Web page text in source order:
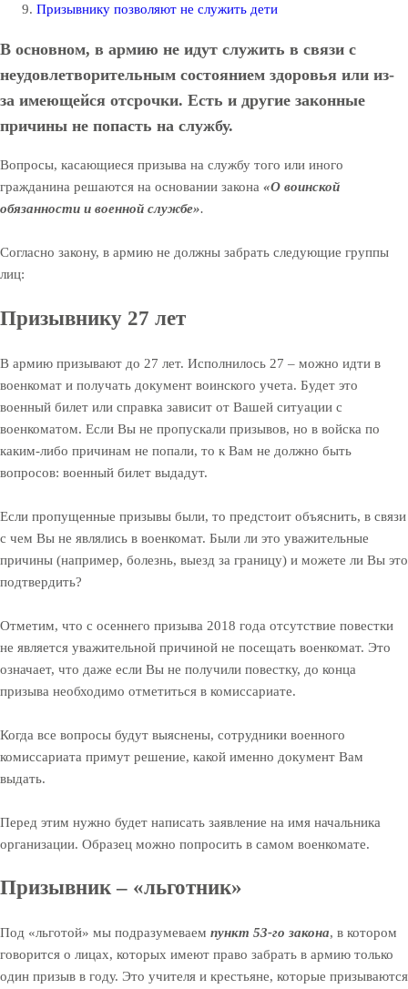
Призывнику позволяют не служить дети
В основном, в армию не идут служить в связи с
неудовлетворительным состоянием здоровья или из-
за имеющейся отсрочки. Есть и другие законные
причины не попасть на службу.
Вопросы, касающиеся призыва на службу того или иного
гражданина решаются на основании закона «О воинской
обязанности и военной службе».
Согласно закону, в армию не должны забрать следующие группы
лиц:
Призывнику 27 лет
В армию призывают до 27 лет. Исполнилось 27 – можно идти в
военкомат и получать документ воинского учета. Будет это
военный билет или справка зависит от Вашей ситуации с
военкоматом. Если Вы не пропускали призывов, но в войска по
каким-либо причинам не попали, то к Вам не должно быть
вопросов: военный билет выдадут.
Если пропущенные призывы были, то предстоит объяснить, в связи
с чем Вы не являлись в военкомат. Были ли это уважительные
причины (например, болезнь, выезд за границу) и можете ли Вы это
подтвердить?
Отметим, что с осеннего призыва 2018 года отсутствие повестки
не является уважительной причиной не посещать военкомат. Это
означает, что даже если Вы не получили повестку, до конца
призыва необходимо отметиться в комиссариате.
Когда все вопросы будут выяснены, сотрудники военного
комиссариата примут решение, какой именно документ Вам
выдать.
Перед этим нужно будет написать заявление на имя начальника
организации. Образец можно попросить в самом военкомате.
Призывник – «льготник»
Под «льготой» мы подразумеваем пункт 53-го закона, в котором
говорится о лицах, которых имеют право забрать в армию только
один призыв в году. Это учителя и крестьяне, которые призываются